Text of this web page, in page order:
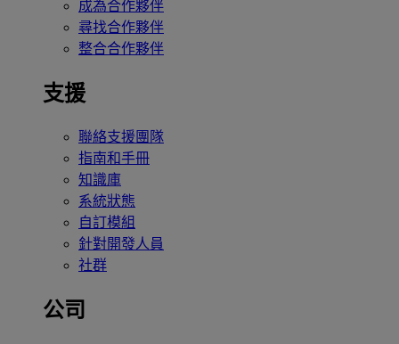
成為合作夥伴
尋找合作夥伴
整合合作夥伴
支援
聯絡支援團隊
指南和手冊
知識庫
系統狀態
自訂模組
針對開發人員
社群
公司